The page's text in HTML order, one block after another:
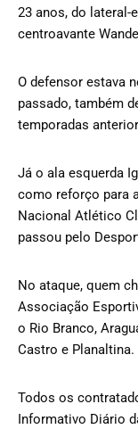
23 anos, do lateral-
centroavante
O defensor estava
passado, também
temporadas
Já o ala esquerda
como reforço para
Nacional Atlético
passou pelo
No ataque, quem
Associação
o Rio Branco,
Castro e Planaltina.
Todos os
Informativo Diário